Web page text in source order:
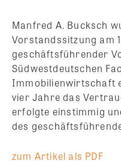
Manfred A. Bucksch
Vorstandssitzung am
geschäftsführender
Südwestdeutschen
Immobilienwirtschaft
vier Jahre das
erfolgte einstimmig
des
zum Artikel als PDF